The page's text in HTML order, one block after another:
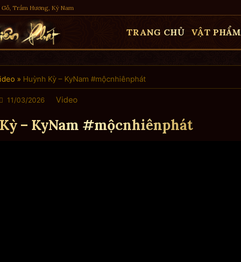
Trầm Hương, Kỳ Nam
TRANG CHỦ VẬT PHẨM
» Huỳnh Kỳ – KyNam #mộcnhiênphát
11/03/2026 Video
– KyNam #mộcnhiênphát